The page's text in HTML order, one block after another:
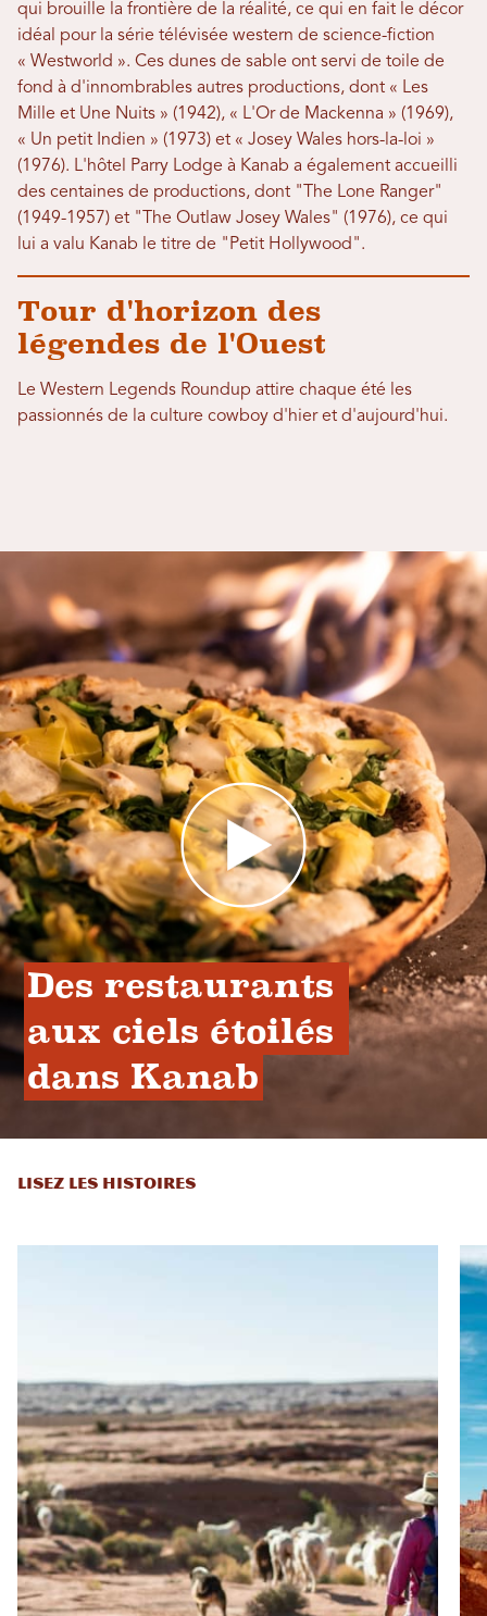
qui brouille la frontière de la réalité, ce qui en fait le décor
idéal pour la série télévisée western de science-fiction
« Westworld ». Ces dunes de sable ont servi de toile de
fond à d'innombrables autres productions, dont « Les
Mille et Une Nuits » (1942), « L'Or de Mackenna » (1969),
« Un petit Indien » (1973) et « Josey Wales hors-la-loi »
(1976). L'hôtel Parry Lodge à Kanab a également accueilli
des centaines de productions, dont "The Lone Ranger"
(1949-1957) et "The Outlaw Josey Wales" (1976), ce qui
lui a valu Kanab le titre de "Petit Hollywood".
Tour d'horizon des
légendes de l'Ouest
Le Western Legends Roundup attire chaque été les
passionnés de la culture cowboy d'hier et d'aujourd'hui.
Des restaurants
aux ciels étoilés
dans Kanab
LISEZ LES HISTOIRES